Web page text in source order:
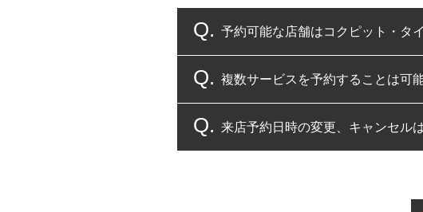
予約可能な店舗はコクピット・タ
コクピット・タイヤ館のみとなり
複数サービスを予約することは可
複数サービスのご予約は可能です
来店予約日時の変更、キャンセル